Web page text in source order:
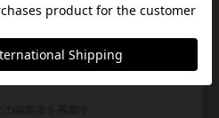
8歳～ 0件